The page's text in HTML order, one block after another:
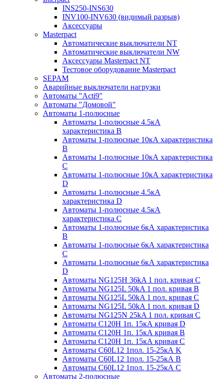
INS250-INS630
INV100-INV630 (видимый разрыв)
Аксессуары
Masterpact
Автоматические выключатели NT
Автоматические выключатели NW
Аксессуары Masterpact NT
Тестовое оборудование Masterpact
SEPAM
Аварийные выключатели нагрузки
Автоматы "Acti9"
Автоматы "Домовой"
Автоматы 1-полюсные
Автоматы 1-полюсные 4.5кА
характеристика В
Автоматы 1-полюсные 10кА характеристика
B
Автоматы 1-полюсные 10кА характеристика
C
Автоматы 1-полюсные 10кА характеристика
D
Автоматы 1-полюсные 4.5кА
характеристика D
Автоматы 1-полюсные 4.5кА
характеристика С
Автоматы 1-полюсные 6кА характеристика
B
Автоматы 1-полюсные 6кА характеристика
C
Автоматы 1-полюсные 6кА характеристика
D
Автоматы NG125H 36kA 1 пол. кривая C
Автоматы NG125L 50kA 1 пол. кривая B
Автоматы NG125L 50kA 1 пол. кривая C
Автоматы NG125L 50kA 1 пол. кривая D
Автоматы NG125N 25kA 1 пол. кривая C
Автоматы С120H 1п. 15кА кривая D
Автоматы С120H 1п. 15кА кривая В
Автоматы С120H 1п. 15кА кривая С
Автоматы С60L12 1пол. 15-25кА K
Автоматы С60L12 1пол. 15-25кА В
Автоматы С60L12 1пол. 15-25кА С
Автоматы 2-полюсные